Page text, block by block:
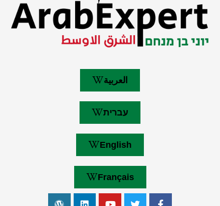
العربية
עברית
English
Français